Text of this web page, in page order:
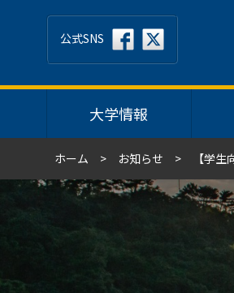
大学情報
公式SNS
ホーム お知らせ 【学